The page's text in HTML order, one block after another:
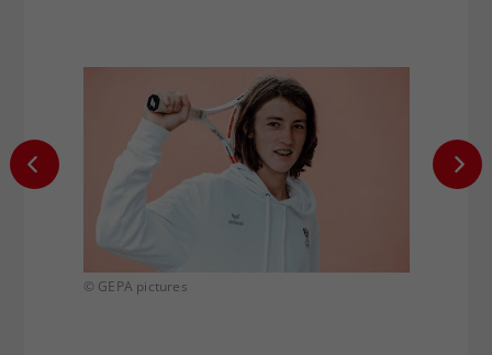
© GEPA pictures